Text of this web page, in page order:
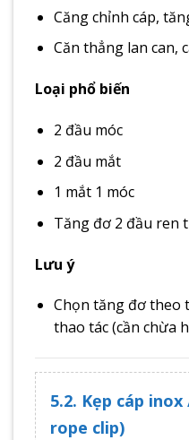
Căng chỉnh cáp,
Căn thẳng lan can,
Loại phổ biến
2 đầu móc
2 đầu mắt
1 mắt 1 móc
Tăng đơ 2 đầu ren
Lưu ý
Chọn tăng đơ theo
thao tác (cần chừa
5.2. Kẹp cáp
rope clip)